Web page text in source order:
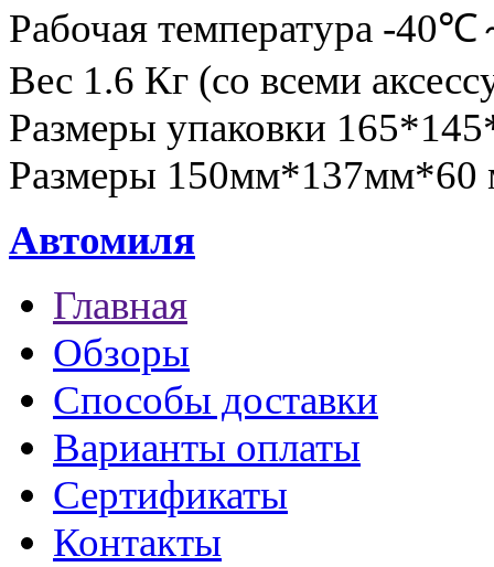
Рабочая температура -
Вес 1.6 Кг (со всеми
Размеры упаковки
Размеры 150мм*137мм*60
Автомиля
Главная
Обзоры
Способы доставки
Варианты оплаты
Сертификаты
Контакты